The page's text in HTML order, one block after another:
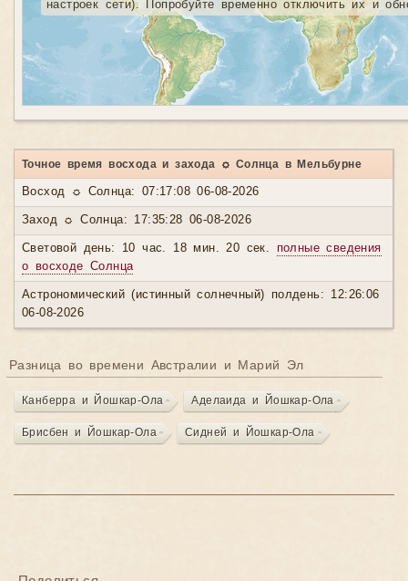
настроек сети). Попробуйте временно отключить их и
Точное время восхода и захода ☼ Солнца в Мельбурне
Восход ☼ Солнца: 07:17:08 06-08-2026
Заход ☼ Солнца: 17:35:28 06-08-2026
Световой день: 10 час. 18 мин. 20 сек. полные сведения
о восходе Солнца
Астрономический (истинный солнечный) полдень: 12:26:06
06-08-2026
Разница во времени Австралии и Марий Эл
Канберра и Йошкар-Ола Аделаида и Йошкар-Ола
Брисбен и Йошкар-Ола Сидней и Йошкар-Ола